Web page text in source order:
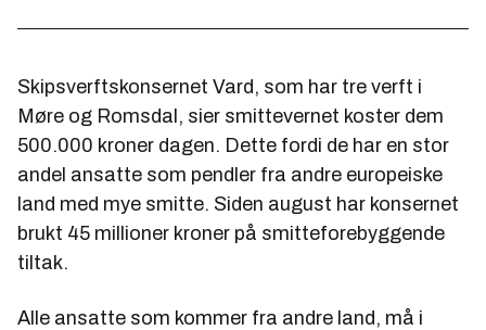
Skipsverftskonsernet Vard, som har tre verft i
Møre og Romsdal, sier smittevernet koster dem
500.000 kroner dagen. Dette fordi de har en stor
andel ansatte som pendler fra andre europeiske
land med mye smitte. Siden august har konsernet
brukt 45 millioner kroner på smitteforebyggende
tiltak.
Alle ansatte som kommer fra andre land, må i